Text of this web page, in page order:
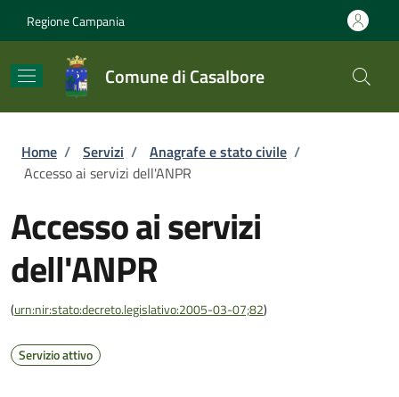
Regione Campania
Comune di Casalbore
Briciole di pane
Home / Servizi / Anagrafe e stato civile /
Accesso ai servizi dell'ANPR
Accesso ai servizi
dell'ANPR
(urn:nir:stato:decreto.legislativo:2005-03-07;82)
Servizio attivo